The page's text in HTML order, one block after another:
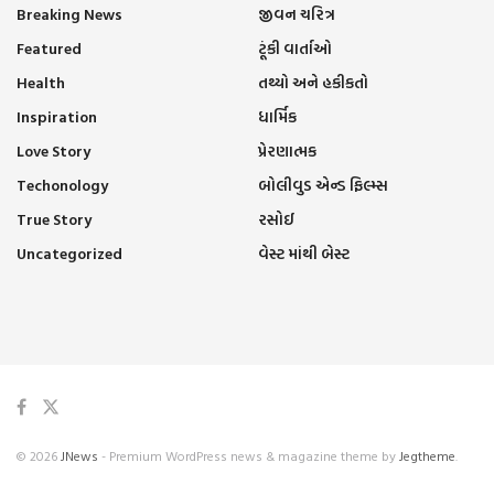
Breaking News
Featured
Health
Inspiration
Love Story
Techonology
True Story
Uncategorized
જીવન ચરિત્ર
ટૂંકી વાર્તાઓ
તથ્યો અને હકીકતો
ધાર્મિક
પ્રેરણાત્મક
બોલીવુડ એન્ડ ફિલ્મ્સ
રસોઈ
વેસ્ટ માંથી બેસ્ટ
© 2026JNews - Premium WordPress news & magazine theme byJegtheme.